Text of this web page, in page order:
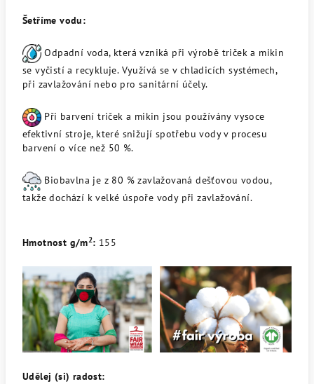
Šetříme vodu:
Odpadní voda, která vzniká při výrobě triček a mikin
se vyčistí a recykluje. Využívá se v chladicích systémech,
při zavlažování nebo pro sanitární účely.
Při barvení triček a mikin jsou používány vysoce
efektivní stroje, které snižují spotřebu vody v procesu
barvení o více než 50 %.
Biobavlna je z 80 % zavlažovaná dešťovou vodou,
takže dochází k velké úspoře vody při zavlažování.
Hmotnost g/m2: 155
Udělej (si) radost: